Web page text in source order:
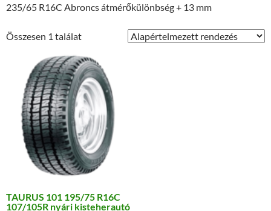
235/65 R16C Abroncs átmérőkülönbség + 13 mm
Összesen 1 találat
TAURUS 101 195/75 R16C
107/105R nyári kisteherautó